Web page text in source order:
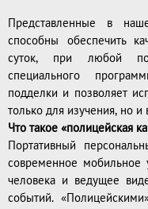
Представленные в
способны обеспечить
суток, при любой
специального
подделки и позволяет
только для изучения, но и
Что такое «полицейская
Портативный
современное мобильное
человека и ведущее
событий.